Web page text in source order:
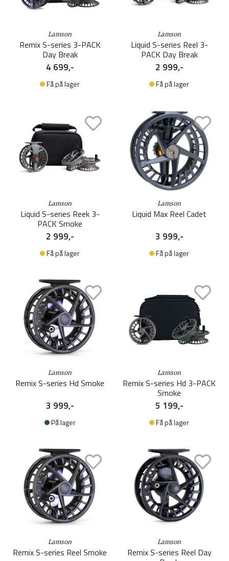
Lamson
Remix S-series 3-PACK
Day Break
4 699,-
Få på lager
Lamson
Liquid S-series Reel 3-
PACK Day Break
2 999,-
Få på lager
Lamson
Liquid S-series Reek 3-
PACK Smoke
2 999,-
Få på lager
Lamson
Liquid Max Reel Cadet
3 999,-
Få på lager
Lamson
Remix S-series Hd Smoke
3 999,-
På lager
Lamson
Remix S-series Hd 3-PACK
Smoke
5 199,-
Få på lager
Lamson
Remix S-series Reel Smoke
Lamson
Remix S-series Reel Day